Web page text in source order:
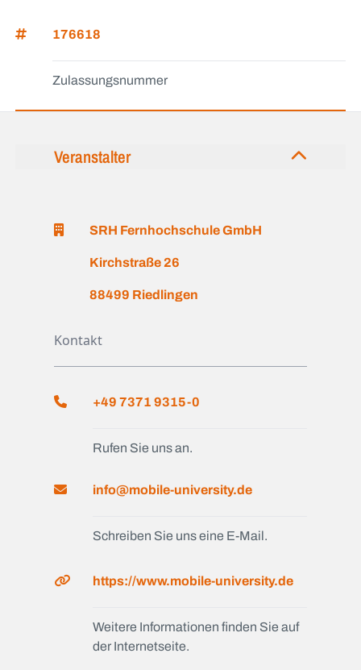
176618
Zulassungsnummer
Veranstalter
SRH Fernhochschule GmbH
Kirchstraße 26
88499 Riedlingen
Kontakt
+49 7371 9315-0
Rufen Sie uns an.
info@mobile-university.de
Schreiben Sie uns eine E-Mail.
https://www.mobile-university.de
Weitere Informationen finden Sie auf
der Internetseite.